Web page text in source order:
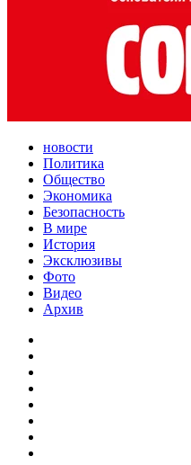
новости
Политика
Общество
Экономика
Безопасность
В мире
История
Эксклюзивы
Фото
Видео
Архив